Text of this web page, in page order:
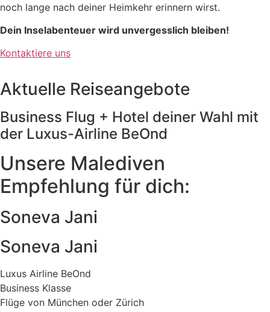
noch lange nach deiner Heimkehr erinnern wirst.
Dein Inselabenteuer wird unvergesslich bleiben!
Kontaktiere uns
Aktuelle Reiseangebote
Business Flug + Hotel deiner Wahl mit
der Luxus-Airline BeOnd
Unsere Malediven
Empfehlung für dich:
Soneva Jani
Soneva Jani
Luxus Airline BeOnd
Business Klasse
Flüge von München oder Zürich